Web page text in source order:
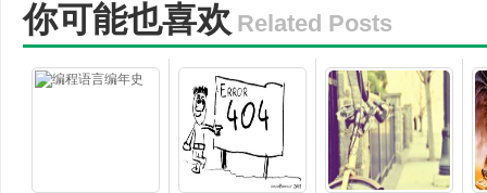
你可能也喜欢 Related Posts